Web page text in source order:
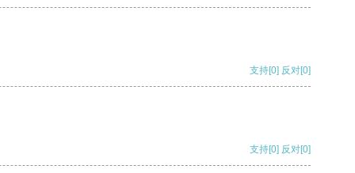
支持[0] 反对[0]
支持[0] 反对[0]